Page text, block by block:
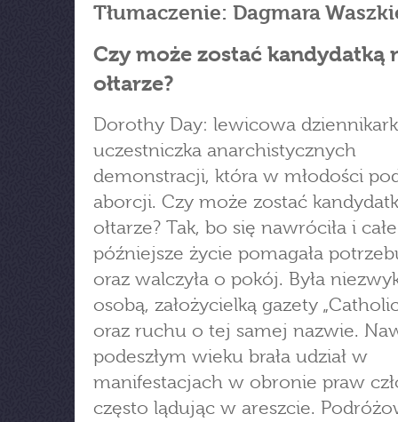
Tłumaczenie: Dagmara
Czy może zostać kandydatką
ołtarze?
Dorothy Day: lewicowa
uczestniczka anarchistycznych
demonstracji, która w młodości
aborcji. Czy może zostać
ołtarze? Tak, bo się nawróciła i całe
późniejsze życie pomagała
oraz walczyła o pokój. Była
osobą, założycielką gazety
oraz ruchu o tej samej nazwie.
podeszłym wieku brała udział w
manifestacjach w obronie praw
często lądując w areszcie.